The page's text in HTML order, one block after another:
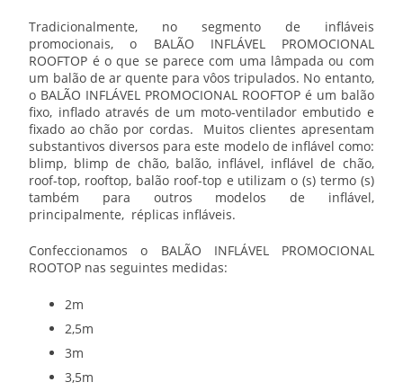
Tradicionalmente, no segmento de infláveis
promocionais, o BALÃO INFLÁVEL PROMOCIONAL
ROOFTOP é o que se parece com uma lâmpada ou com
um balão de ar quente para vôos tripulados. No entanto,
o BALÃO INFLÁVEL PROMOCIONAL ROOFTOPé um balão
fixo, inflado através de um moto-ventilador embutido e
fixado ao chão por cordas. Muitos clientes apresentam
substantivos diversos para este modelo de inflável como:
blimp, blimp de chão, balão, inflável, inflável de chão,
roof-top, rooftop, balão roof-top e utilizam o (s) termo (s)
também para outros modelos de inflável,
principalmente, réplicas infláveis.
Confeccionamos o BALÃO INFLÁVEL PROMOCIONAL
ROOTOP nas seguintes medidas:
2m
2,5m
3m
3,5m